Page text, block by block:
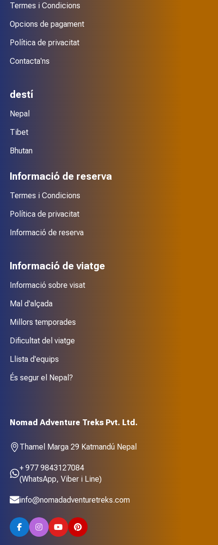
Nomad Adventure Treks Pvt. Ltd.
Thamel Marga 29 Katmandú Nepal
+ 977 9843127084
(WhatsApp, Viber i Line)
info@nomadadventuretreks.com
Termes i Condicions
Opcions de pagament
Política de privacitat
Contacta'ns
destí
Nepal
Tibet
Bhutan
Informació de reserva
Termes i Condicions
Política de privacitat
Informació de reserva
Informació de viatge
Informació sobre visat
Mal d'alçada
Millors temporades
Dificultat del viatge
Llista d'equips
És segur el Nepal?